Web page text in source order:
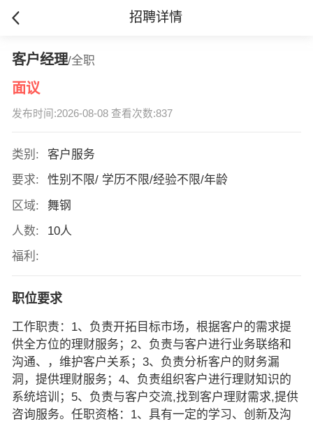
招聘详情
客户经理/全职
面议
发布时间:2026-08-08 查看次数:837
类别:
客户服务
要求:
性别不限/ 学历不限/经验不限/年龄
区域:
舞钢
人数:
10人
福利:
职位要求
工作职责：1、负责开拓目标市场，根据客户的需求提
供全方位的理财服务；2、负责与客户进行业务联络和
沟通、，维护客户关系；3、负责分析客户的财务漏
洞，提供理财服务；4、负责组织客户进行理财知识的
系统培训；5、负责与客户交流,找到客户理财需求,提供
咨询服务。任职资格：1、具有一定的学习、创新及沟